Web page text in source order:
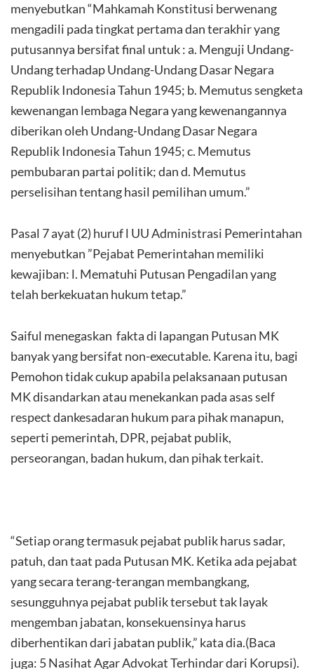
menyebutkan “Mahkamah Konstitusi berwenang
mengadili pada tingkat pertama dan terakhir yang
putusannya bersifat final untuk : a. Menguji Undang-
Undang terhadap Undang-Undang Dasar Negara
Republik Indonesia Tahun 1945; b. Memutus sengketa
kewenangan lembaga Negara yang kewenangannya
diberikan oleh Undang-Undang Dasar Negara
Republik Indonesia Tahun 1945; c. Memutus
pembubaran partai politik; dan d. Memutus
perselisihan tentang hasil pemilihan umum.”
Pasal 7 ayat (2) huruf l UU Administrasi Pemerintahan
menyebutkan ”Pejabat Pemerintahan memiliki
kewajiban: l. Mematuhi Putusan Pengadilan yang
telah berkekuatan hukum tetap.”
Saiful menegaskan fakta di lapangan Putusan MK
banyak yang bersifat non-executable. Karena itu, bagi
Pemohon tidak cukup apabila pelaksanaan putusan
MK disandarkan atau menekankan pada asas self
respect dankesadaran hukum para pihak manapun,
seperti pemerintah, DPR, pejabat publik,
perseorangan, badan hukum, dan pihak terkait.
“Setiap orang termasuk pejabat publik harus sadar,
patuh, dan taat pada Putusan MK. Ketika ada pejabat
yang secara terang-terangan membangkang,
sesungguhnya pejabat publik tersebut tak layak
mengemban jabatan, konsekuensinya harus
diberhentikan dari jabatan publik,” kata dia.(Baca
juga: 5 Nasihat Agar Advokat Terhindar dari Korupsi).